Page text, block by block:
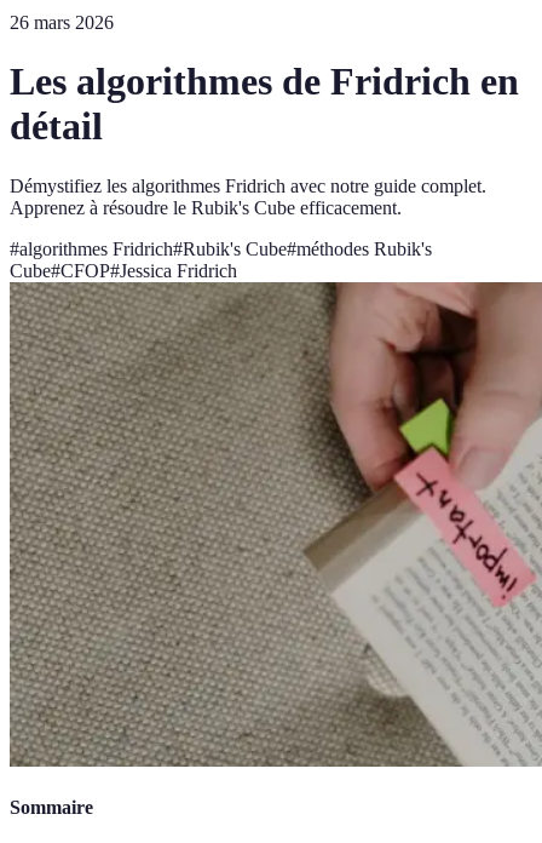
26 mars 2026
Les algorithmes de Fridrich en
détail
Démystifiez les algorithmes Fridrich avec notre guide complet.
Apprenez à résoudre le Rubik's Cube efficacement.
#algorithmes Fridrich#Rubik's Cube#méthodes Rubik's
Cube#CFOP#Jessica Fridrich
Sommaire